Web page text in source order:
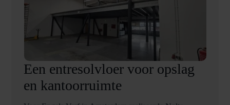
Een entresolvloer voor opslag
en kantoorruimte